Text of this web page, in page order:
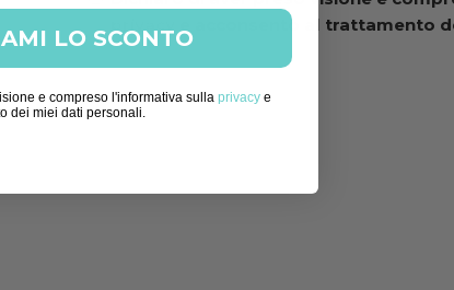
e acconsento al trattamento
LO SCONTO
e compreso l'informativa sulla privacy e
dei miei dati personali.